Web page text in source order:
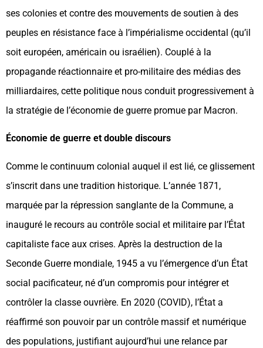
ses colonies et contre des mouvements de soutien à des
peuples en résistance face à l’impérialisme occidental (qu’il
soit européen, américain ou israélien). Couplé à la
propagande réactionnaire et pro-militaire des médias des
milliardaires, cette politique nous conduit progressivement à
la stratégie de l’économie de guerre promue par Macron.
Économie de guerre et double discours
Comme le continuum colonial auquel il est lié, ce glissement
s’inscrit dans une tradition historique. L’année 1871,
marquée par la répression sanglante de la Commune, a
inauguré le recours au contrôle social et militaire par l’État
capitaliste face aux crises. Après la destruction de la
Seconde Guerre mondiale, 1945 a vu l’émergence d’un État
social pacificateur, né d’un compromis pour intégrer et
contrôler la classe ouvrière. En 2020 (COVID), l’État a
réaffirmé son pouvoir par un contrôle massif et numérique
des populations, justifiant aujourd’hui une relance par